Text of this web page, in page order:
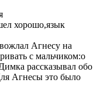
хорошо,язык
Агнесу на
с мальчиком:о
рассказывал обо
Агнесы это было